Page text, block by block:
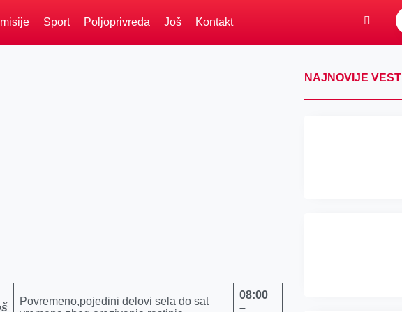
Sport Poljoprivreda Još Kontakt
Povremeno,pojedini delovi sela do sat
08:00
–
NAJNOVIJE VESTI